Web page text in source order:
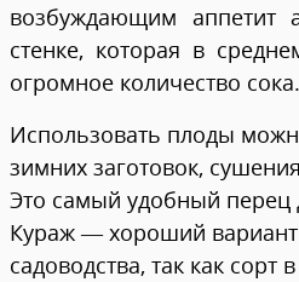
возбуждающим аппетит
стенке, которая в
огромное количество сока.
Использовать плоды
зимних заготовок,
Это самый удобный
Кураж — хороший вариант
садоводства, так как сорт